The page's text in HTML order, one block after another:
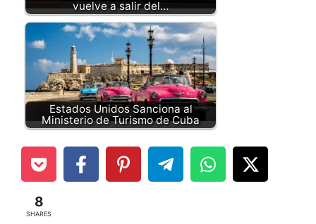
vuelve a salir del…
Estados Unidos Sanciona al
Ministerio de Turismo de Cuba
8
SHARES